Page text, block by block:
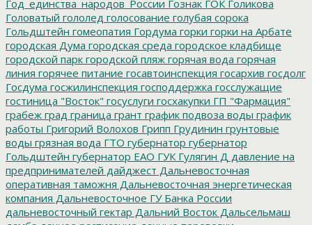
Год_единства_народов_России Гознак ГОК Голикова
Головатый гололед голосование голубая сорока
Гольдштейн гомеопатия Гордума горки горки на Арбате
городская Дума городская среда городское кладбище
городской парк городской пляж горячая вода горячая
линия горячее питание госавтоинспекция госархив госдолг
Госдума госжилинспекция господдержка госслужащие
гостиница "Восток" госуслуги госхакупки ГП "Фармация"
грабеж град граница грант график подвоза воды график
работы Григорий Волохов Грипп Грудинин грунтовые
воды грязная вода ГТО губернатор губернатор
Гольдштейн губернатор ЕАО ГУК Гулягин Д давление на
предпринимателей дайджест Дальневосточная
оперативная таможня Дальневосточная энергетическая
компания Дальневосточное ГУ Банка России
дальневосточный гектар Дальний Восток Дальсельмаш